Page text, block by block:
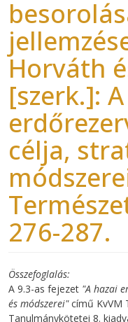
Horváth
[szerk.]:
célja,
276-287.
Összefoglalás
A 9.3-as fejezet "A hazai
és módszerei"című KvVM
Tanulmánykötetei 8.